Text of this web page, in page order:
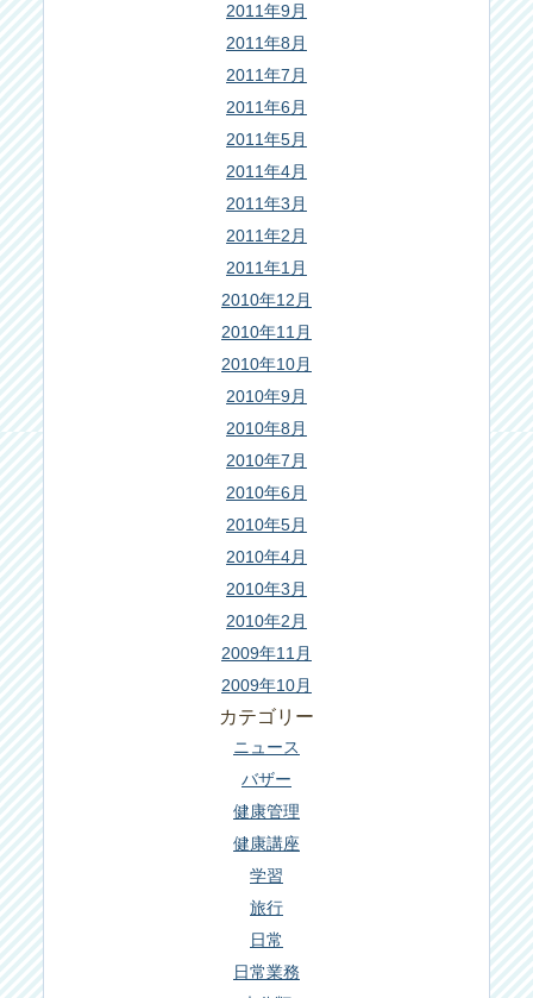
2011年9月
2011年8月
2011年7月
2011年6月
2011年5月
2011年4月
2011年3月
2011年2月
2011年1月
2010年12月
2010年11月
2010年10月
2010年9月
2010年8月
2010年7月
2010年6月
2010年5月
2010年4月
2010年3月
2010年2月
2009年11月
2009年10月
カテゴリー
ニュース
バザー
健康管理
健康講座
学習
旅行
日常
日常業務